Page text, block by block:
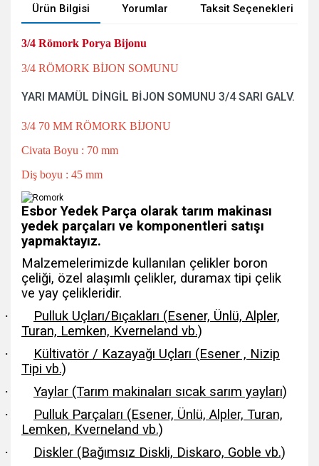
Ürün Bilgisi Yorumlar Taksit Seçenekleri
3/4 Römork Porya Bijonu
3/4 RÖMORK BİJON SOMUNU
YARI MAMÜL DİNGİL BİJON SOMUNU 3/4 SARI GALV.
3/4 70 MM RÖMORK BİJONU
Civata Boyu : 70 mm
Diş boyu : 45 mm
Esbor Yedek Parça olarak tarım makinası
yedek parçaları ve komponentleri satışı
yapmaktayız.
Malzemelerimizde kullanılan çelikler boron
çeliği, özel alaşımlı çelikler, duramax tipi çelik
ve yay çelikleridir.
·
Pulluk Uçları/Bıçakları (Esener, Ünlü, Alpler,
Turan, Lemken, Kverneland vb.)
·
Kültivatör / Kazayağı Uçları (Esener , Nizip
Tipi vb.)
· Yaylar (Tarım makinaları sıcak sarım yayları)
·
Pulluk Parçaları (Esener, Ünlü, Alpler, Turan,
Lemken, Kverneland vb.)
· Diskler (Bağımsız Diskli, Diskaro, Goble vb.)